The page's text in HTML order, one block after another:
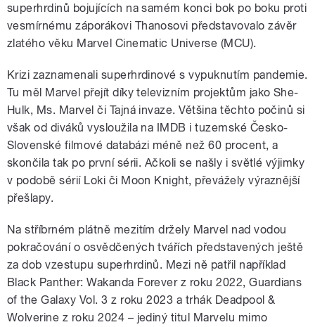
superhrdinů bojujících na samém konci bok po boku proti
vesmírnému záporákovi Thanosovi představovalo závěr
zlatého věku Marvel Cinematic Universe (MCU).
Krizi zaznamenali superhrdinové s vypuknutím pandemie.
Tu měl Marvel přejít díky televizním projektům jako She-
Hulk, Ms. Marvel či Tajná invaze. Většina těchto počinů si
však od diváků vysloužila na IMDB i tuzemské Česko-
Slovenské filmové databázi méně než 60 procent, a
skončila tak po první sérii. Ačkoli se našly i světlé výjimky
v podobě sérií Loki či Moon Knight, převážely výraznější
přešlapy.
Na stříbrném plátně mezitím držely Marvel nad vodou
pokračování o osvědčených tvářích představených ještě
za dob vzestupu superhrdinů. Mezi ně patřil například
Black Panther: Wakanda Forever z roku 2022, Guardians
of the Galaxy Vol. 3 z roku 2023 a trhák Deadpool &
Wolverine z roku 2024 – jediný titul Marvelu mimo